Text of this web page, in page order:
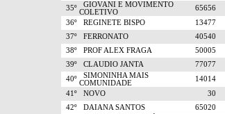
35º
GIOVANI E MOVIMENTO
COLETIVO
65656
36º
REGINETE BISPO 13477
37º
FERRONATO 40540
38º
PROF ALEX FRAGA 50005
39º
CLAUDIO JANTA 77077
40º
SIMONINHA MAIS
COMUNIDADE
14014
41º
NOVO 30
42º
DAIANA SANTOS 65020